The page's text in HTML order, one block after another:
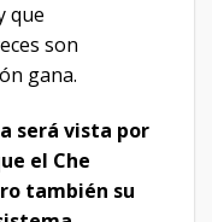
que
son
gana.
será vista por
el Che
también su